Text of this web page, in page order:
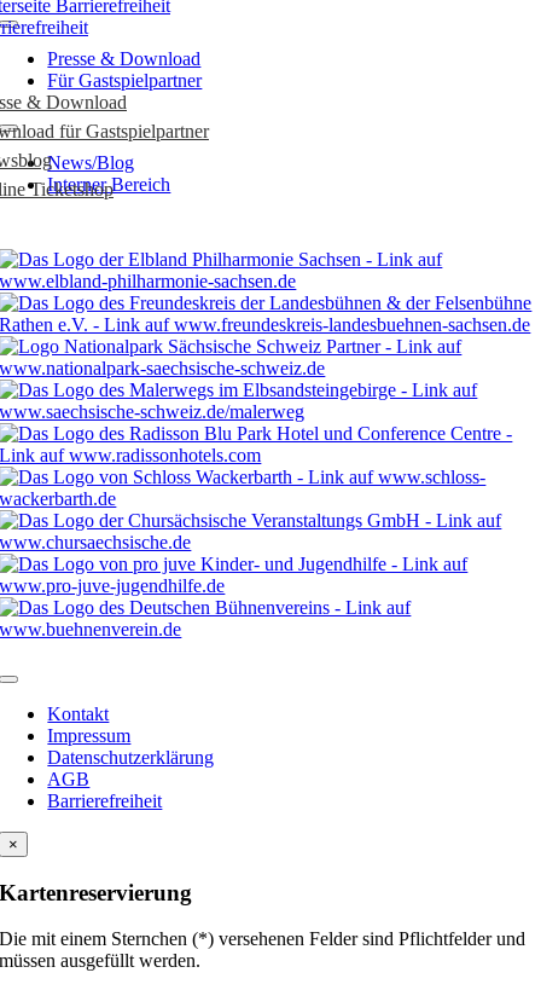
& Download
für Gastspielpartner
Ticketshop
Presse & Download
Für Gastspielpartner
News/Blog
Interner Bereich
Kontakt
Impressum
Datenschutzerklärung
AGB
Barrierefreiheit
×
Kartenreservierung
Die mit einem Sternchen (*) versehenen Felder sind Pflichtfelder und
müssen ausgefüllt werden.